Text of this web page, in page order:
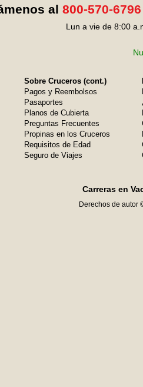
al 800-570-6796
Lun a vie de 8:00
Sobre Cruceros (cont.)
Pagos y Reembolsos
Pasaportes
Planos de Cubierta
Preguntas Frecuentes
Propinas en los Cruceros
Requisitos de Edad
Seguro de Viajes
Carreras en
Derechos de autor